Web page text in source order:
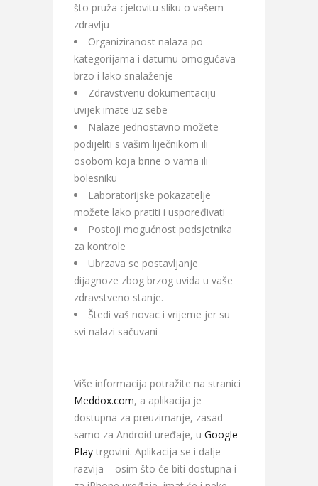
što pruža cjelovitu sliku o vašem
zdravlju
Organiziranost nalaza po
kategorijama i datumu omogućava
brzo i lako snalaženje
Zdravstvenu dokumentaciju
uvijek imate uz sebe
Nalaze jednostavno možete
podijeliti s vašim liječnikom ili
osobom koja brine o vama ili
bolesniku
Laboratorijske pokazatelje
možete lako pratiti i uspoređivati
Postoji mogućnost podsjetnika
za kontrole
Ubrzava se postavljanje
dijagnoze zbog brzog uvida u vaše
zdravstveno stanje.
Štedi vaš novac i vrijeme jer su
svi nalazi sačuvani
Više informacija potražite na stranici
Meddox.com, a aplikacija je
dostupna za preuzimanje, zasad
samo za Android uređaje, u Google
Play trgovini. Aplikacija se i dalje
razvija – osim što će biti dostupna i